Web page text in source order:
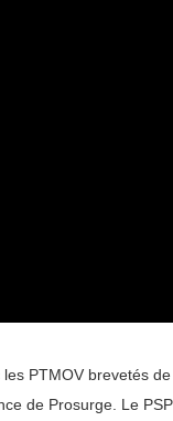
PTMOV brevetés
de Prosurge. Le